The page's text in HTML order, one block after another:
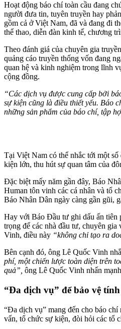
Hoạt động báo chí toàn cầu đang
người đưa tin, tuyên truyền hay
gồm cả ở Việt Nam, đã và đang đi
thể thao, diễn đàn kinh tế, chương
Theo đánh giá của chuyên gia
quảng cáo truyền thống vốn đang
quan hệ và kinh nghiệm trong lĩnh
cộng đồng.
“Các dịch vụ được cung cấp bởi
sự kiện cũng là điều thiết yếu. Báo
những sản phẩm của báo chí, tập
Tại Việt Nam có thể nhắc tới một
kiện lớn, thu hút sự quan tâm của
Đặc biệt mấy năm gần đây, Báo
Human tôn vinh các cá nhân và tổ
Báo Nhân Dân ngày càng gần gũi,
Hay với Báo Đầu tư ghi dấu ấn tiên
trọng để các nhà đầu tư, chuyên
Vinh, điều này “không chỉ tạo ra
Bên cạnh đó, ông Lê Quốc Vinh
phí, một chiến lược toàn diện trên
quả”, ông Lê Quốc Vinh nhấn
“Đa dịch vụ” để bảo vệ
“Đa dịch vụ” mang đến cho báo
vấn, tổ chức sự kiện, đòi hỏi các tổ